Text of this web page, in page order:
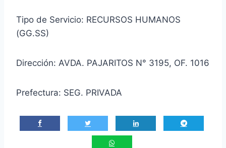
Tipo de Servicio: RECURSOS HUMANOS
(GG.SS)
Dirección: AVDA. PAJARITOS N° 3195, OF. 1016
Prefectura: SEG. PRIVADA